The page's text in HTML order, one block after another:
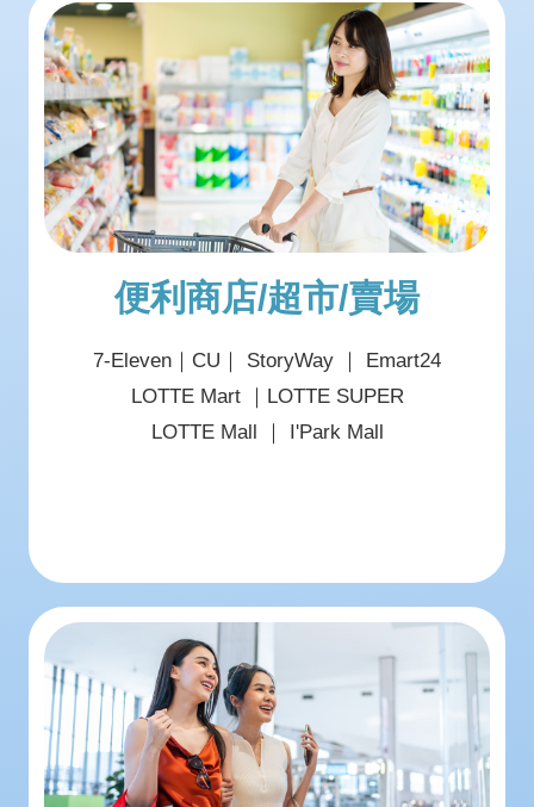
便利商店/超市/賣場
7-Eleven｜CU｜ StoryWay ｜ Emart24
LOTTE Mart ｜LOTTE SUPER
LOTTE Mall ｜ I'Park Mall